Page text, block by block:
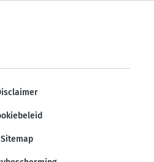
Sitemap